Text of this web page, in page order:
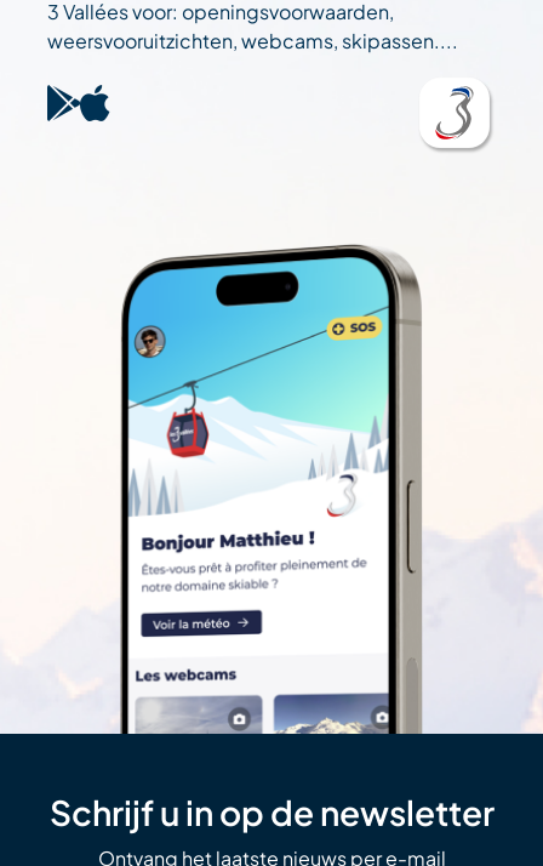
3 Vallées voor: openingsvoorwaarden,
weersvooruitzichten, webcams, skipassen....
Schrijf u in op de newsletter
Ontvang het laatste nieuws per e-mail